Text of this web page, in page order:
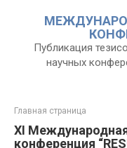
Публикация
научных
Главная страница
XI
конференция